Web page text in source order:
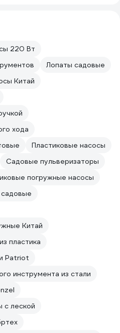
220 Вт
Лопаты садовые
Китай
хода
Пластиковые насосы
Садовые пульверизаторы
погружные насосы
Китай
пластика
Patriot
инструмента из стали
с леской